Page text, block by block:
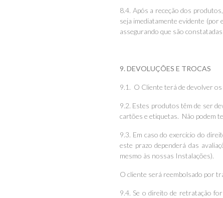
8.4. Após a receção dos
seja imediatamente evidente (por
assegurando que são
9. DEVOLUÇÕES E TROCAS
9.1. O Cliente terá de devolver
9.2. Estes produtos têm de ser
cartões e etiquetas. Não podem
9.3. Em caso do exercício do
este prazo dependerá das
mesmo às nossas Instalações).
O cliente será reembolsado por
9.4. Se o direito de retratação